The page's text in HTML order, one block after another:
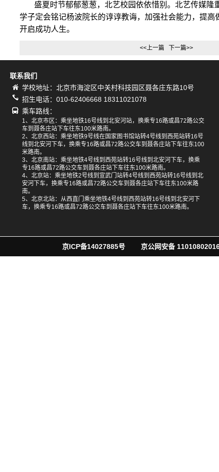
盛夏时节郁郁葱葱，北艺校园依依惜别。北艺传媒隆
学子定会铭记杨波院长的谆谆教诲，加强社会能力，提高
开启成功人生。
<<上一篇 下一篇>>
联系我们
学校地址：北京市海淀区中关村科技园区聂各庄东路10号
招生电话：010-62406668 18311021078
乘车路线：
1、北京市区：乘坐地铁16号线到北安河站，换乘专16路或昌72路公交
车到聂各庄站下车往东100米路南。
2、北京西站：乘坐地铁9号线在国家图书馆站转4号线到西苑站转16号
线到北安河下车，换乘专16路或昌72路公交车到聂各庄站下车往东100
米路南。
3、北京南站：乘坐地铁4号线到西苑站转16号线到北安河下车，换乘
专16路或昌72路公交车到聂各庄站下车往东100米路南。
4、北京站：乘坐地铁2号线到宣武门站转4号线到西苑站转16号线到北
安河下车，换乘专16路或昌72路公交车到聂各庄站下车往东100米路
南。
5、北京北站：从西直门乘坐地铁4号线到西苑站转16号线到北安河下
车，换乘专16路或昌72路公交车到聂各庄站下车往东100米路南。
京ICP备14027885号 京公网安备